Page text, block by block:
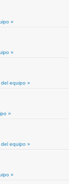
»
»
equipo »
»
equipo »
»